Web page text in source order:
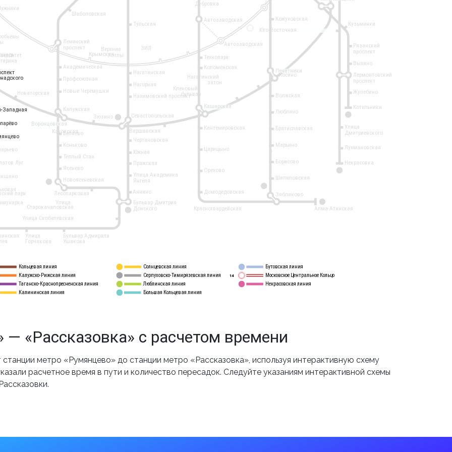
Кольцевая линия
Калужско-Рижская линия
Таганско-Краснопресненская линия
Калининская линия
Солнцевская линия
Серпуховско-Тимирязевская линия
Люблинская линия
Бутовская линия
Московское Центральное Кольцо
Большая Кольцевая линия
Некрасовская линия
14
2
11
14
Академическая
Профсоюзная
Новые Черёмушки
Калужская
Беляево
Коньково
Тёплый Стан
Ясенево
Новоясеневская
Нагатинская
Нагорная
Нахимовский проспект
Севастопольская
Чертановская
Южная
Пражская
Улица Академика
Янгеля
ЗИЛ
Верхние
Котлы
Крымская
Кузьминки
Рязанский
проспект
Выхино
Лермонтовский
проспект
Жулебино
Котельники
Кожуховская
Печатники
Волжская
Люблино
Братиславская
Марьино
Борисово
Шипиловская
Зябликово
Технопарк
Коломенская
Каширская
Кантемировская
Царицыно
Орехово
Домодедовская
Красногвардейская Алма-Атинская
Ленинский
проспект
Шаболовская
Аннино
Бульвар Дмитрия
Донского
Западная
Варшавская
Тульская
парк Лесопарковая
Улица
Старокачаловская
Улица Скобелевская
Бульвар Адмирала
Ушакова
Улица
Горчакова
Дубровка
Автозаводская
Каховская
Улица
Дмитриевского
Лухмановская
Некрасовка
Косино
Луг
Новаторская
Зюзино
Воронцовская
Автозаводская
Юго-Восточная
Кленовый
бульвар
Нагатинский
затон
Западная
«Рассказовка» с расчетом времени
метро «Румянцево» до станции метро «Рассказовка», используя интерактивную схему
расчетное время в пути и количество пересадок. Следуйте указаниям интерактивной схемы